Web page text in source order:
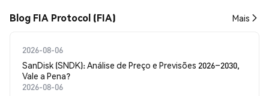
Blog FIA Protocol (FIA) Mais
2026-08-06
SanDisk (SNDK): Análise de Preço e Previsões 2026–2030,
Vale a Pena?
2026-08-06